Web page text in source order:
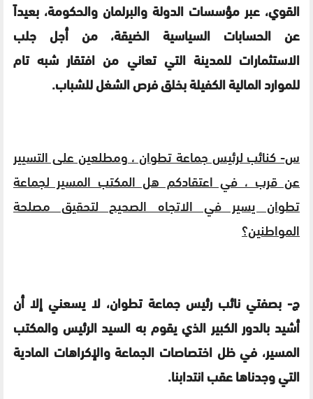
القوي، عبر مؤسسات الدولة والبرلمان والحكومة، بعيداً
عن الحسابات السياسية الضيقة، من أجل جلب
الاستثمارات للمدينة التي تعاني من افتقار شبه تام
للموارد المالية الكفيلة بخلق فرص الشغل للشباب.
س- كنائب لرئيس جماعة تطوان ، ومطلعين على التسيير
عن قرب ، في اعتقادكم هل المكتب المسير لجماعة
تطوان يسير في الاتجاه الصحيح لتحقيق مصلحة
المواطنين؟
ج- بصفتي نائب رئيس جماعة تطوان، لا يسعني إلا أن
أشيد بالدور الكبير الذي يقوم به السيد الرئيس والمكتب
المسير، في ظل اختصاصات الجماعة والإكراهات المادية
التي وجدناها عقب انتدابنا.